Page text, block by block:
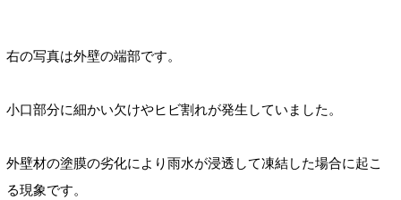
右の写真は外壁の端部です。
小口部分に細かい欠けやヒビ割れが発生していました。
外壁材の塗膜の劣化により雨水が浸透して凍結した場合に起こ
る現象です。